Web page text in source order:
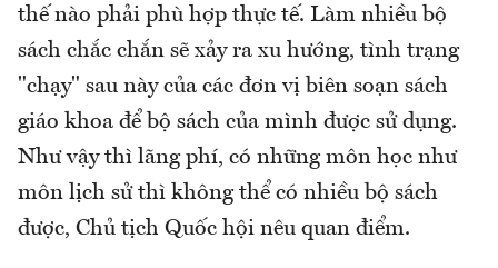
thế nào phải phù hợp thực tế. Làm nhiều bộ
sách chắc chắn sẽ xảy ra xu hướng, tình trạng
"chạy" sau này của các đơn vị biên soạn sách
giáo khoa để bộ sách của mình được sử dụng.
Như vậy thì lãng phí, có những môn học như
môn lịch sử thì không thể có nhiều bộ sách
được, Chủ tịch Quốc hội nêu quan điểm.